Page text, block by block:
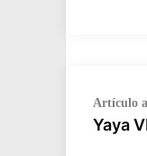
de
Artículo
Yaya